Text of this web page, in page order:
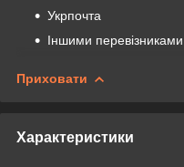
Укрпочта
Іншими перевізниками
Приховати
Характеристики